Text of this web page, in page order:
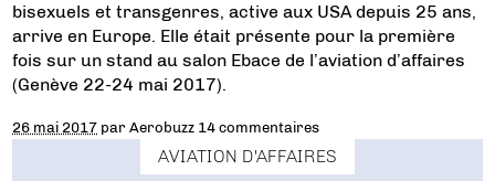
bisexuels et transgenres, active aux USA depuis 25 ans,
arrive en Europe. Elle était présente pour la première
fois sur un stand au salon Ebace de l’aviation d’affaires
(Genève 22-24 mai 2017).
26 mai 2017 parAerobuzz 14 commentaires
AVIATION D'AFFAIRES